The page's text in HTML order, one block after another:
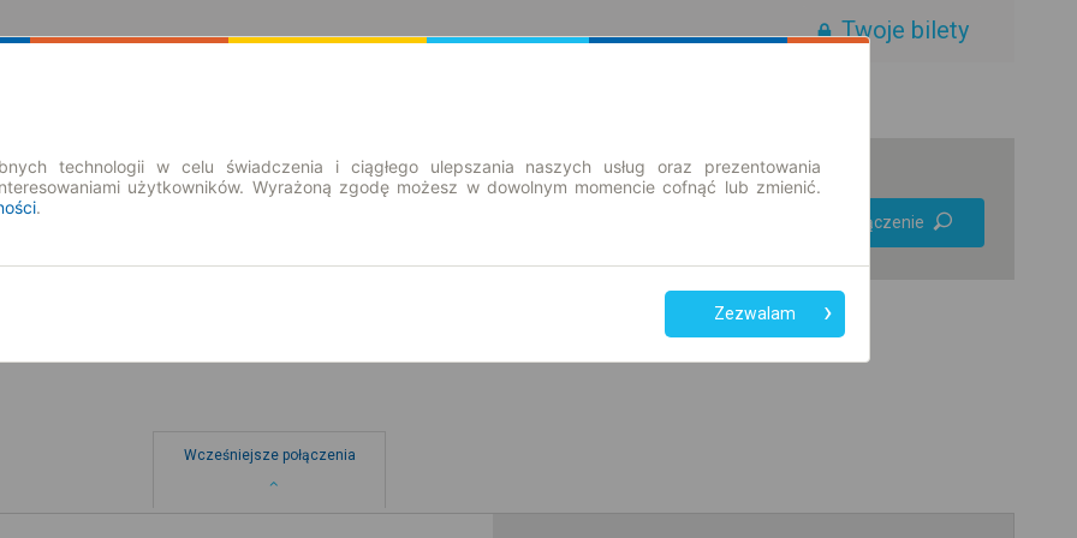
Twoje bilety
Znajdź połączenie
Płońsk
Wcześniejsze połączenia
technologii w celu świadczenia i ciągłego ulepszania naszych usług oraz prezentowania
użytkowników. Wyrażoną zgodę możesz w dowolnym momencie cofnąć lub zmienić.
.
Zezwalam